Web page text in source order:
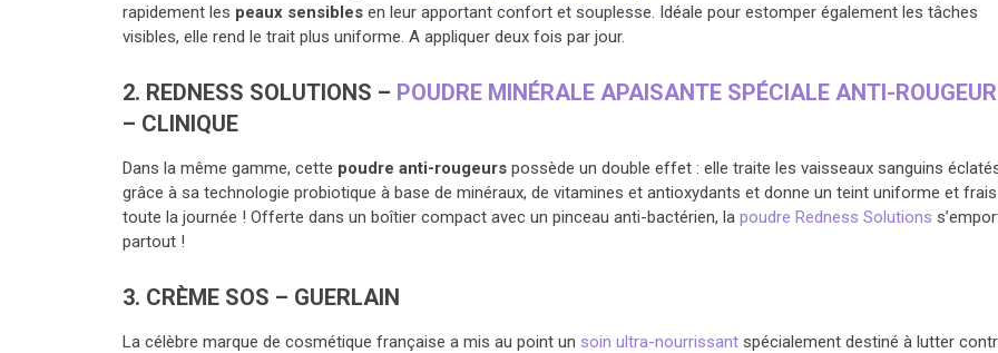
rapidement les peaux sensibles en leur apportant confort et souplesse. Idéale pour estomper également les tâches
visibles, elle rend le trait plus uniforme. A appliquer deux fois par jour.
2. REDNESS SOLUTIONS – POUDRE MINÉRALE APAISANTE SPÉCIALE ANTI-
– CLINIQUE
Dans la même gamme, cette poudre anti-rougeurs possède un double effet : elle traite les vaisseaux sanguins
grâce à sa technologie probiotique à base de minéraux, de vitamines et antioxydants et donne un teint uniforme et frais
toute la journée ! Offerte dans un boîtier compact avec un pinceau anti-bactérien, la poudre Redness Solutions
partout !
3. CRÈME SOS – GUERLAIN
La célèbre marque de cosmétique française a mis au point un soin ultra-nourrissant spécialement destiné à lutter